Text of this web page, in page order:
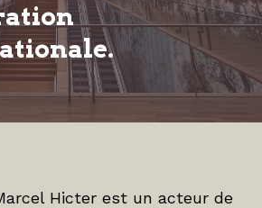
Hicter est un acteur de